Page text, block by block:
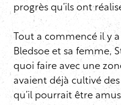
progrès qu’ils ont
Tout a commencé il y
Bledsoe et sa femme,
quoi faire avec une
avaient déjà cultivé
qu’il pourrait être